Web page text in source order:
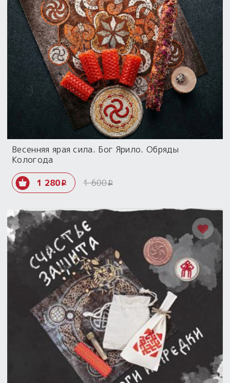
Весенняя ярая сила. Бог Ярило. Обряды
Кологода
1 280i 1 600i